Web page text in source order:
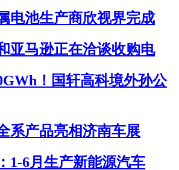
电池生产商欣视界完成
亚马逊正在洽谈收购电
！国轩高科境外孙公
系产品亮相济南车展
1-6月生产新能源汽车